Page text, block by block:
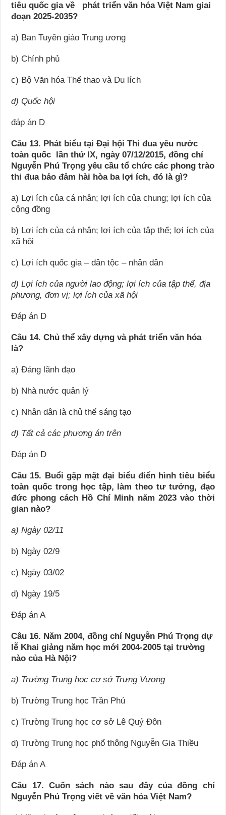
tiêu quốc gia về phát triển văn hóa Việt Nam giai
đoạn 2025-2035?
a) Ban Tuyên giáo Trung ương
b) Chính phủ
c) Bộ Văn hóa Thể thao và Du lích
d) Quốc hội
đáp án D
Câu 13. Phát biểu tại Đại hội Thi đua yêu nước
toàn quốc lần thứ IX, ngày 07/12/2015, đồng chí
Nguyễn Phú Trọng yêu cầu tổ chức các phong trào
thi đua bảo đảm hài hòa ba lợi ích, đó là gì?
a) Lợi ích của cá nhân; lợi ích của chung; lợi ích của
cộng đồng
b) Lợi ích của cá nhân; lợi ích của tập thể; lợi ích của
xã hội
c) Lợi ích quốc gia – dân tộc – nhân dân
d) Lợi ích của người lao động; lợi ích của tập thể, địa
phương, đơn vị; lợi ích của xã hội
Đáp án D
Câu 14. Chủ thể xây dựng và phát triển văn hóa
là?
a) Đảng lãnh đạo
b) Nhà nước quản lý
c) Nhân dân là chủ thể sáng tạo
d) Tất cả các phương án trên
Đáp án D
Câu 15. Buổi gặp mặt đại biểu điển hình tiêu biểu
toàn quốc trong học tập, làm theo tư tưởng, đạo
đức phong cách Hồ Chí Minh năm 2023 vào thời
gian nào?
a) Ngày 02/11
b) Ngày 02/9
c) Ngày 03/02
d) Ngày 19/5
Đáp án A
Câu 16. Năm 2004, đồng chí Nguyễn Phú Trọng dự
lễ Khai giảng năm học mới 2004-2005 tại trường
nào của Hà Nội?
a) Trường Trung học cơ sở Trưng Vương
b) Trường Trung học Trần Phú
c) Trường Trung học cơ sở Lê Quý Đôn
d) Trường Trung học phổ thông Nguyễn Gia Thiều
Đáp án A
Câu 17. Cuốn sách nào sau đây của đồng chí
Nguyễn Phú Trọng viết về văn hóa Việt Nam?